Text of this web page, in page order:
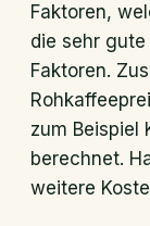
Faktoren,
die sehr gute
Faktoren.
zum Beispiel
berechnet.
weitere